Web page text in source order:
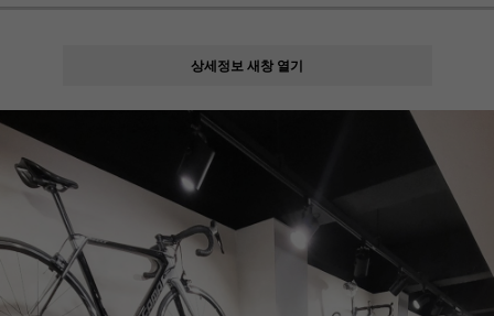
상세정보 새창 열기